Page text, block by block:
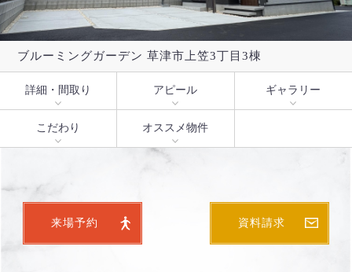
ブルーミングガーデン 草津市上笠3丁目3棟
詳細・間取り アピール ギャラリー
こだわり オススメ物件
来場予約 資料請求